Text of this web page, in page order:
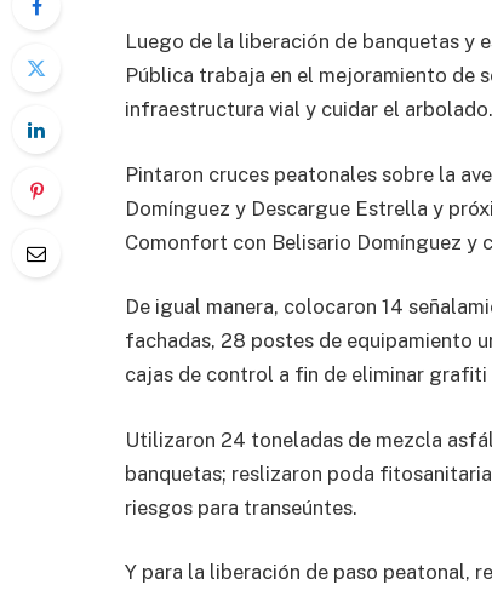
Luego de la liberación de banquetas y
Pública trabaja en el mejoramiento de
infraestructura vial y cuidar el arbolado.
Pintaron cruces peatonales sobre la
Domínguez y Descargue Estrella y
Comonfort con Belisario Domínguez y
De igual manera, colocaron 14
fachadas, 28 postes de equipamiento
cajas de control a fin de eliminar grafiti
Utilizaron 24 toneladas de mezcla
banquetas; reslizaron poda
riesgos para transeúntes.
Y para la liberación de paso peatonal,